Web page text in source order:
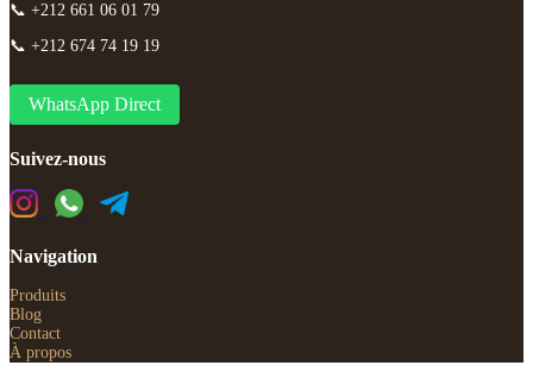
📞 +212 661 06 01 79
📞 +212 674 74 19 19
WhatsApp Direct
Suivez-nous
Navigation
Produits
Blog
Contact
À propos